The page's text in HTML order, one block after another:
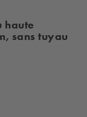
haute
sans tuyau